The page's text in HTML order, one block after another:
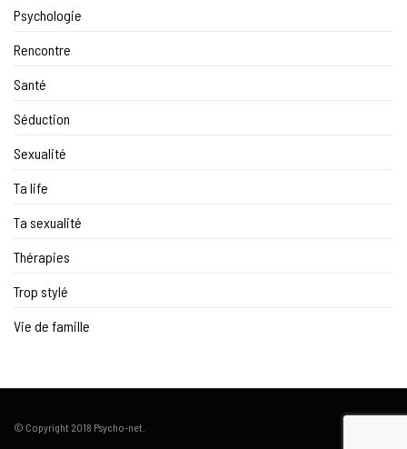
Psychologie
Rencontre
Santé
Séduction
Sexualité
Ta life
Ta sexualité
Thérapies
Trop stylé
Vie de famille
© Copyright 2018 Psycho-net.